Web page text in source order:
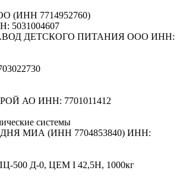
500 Д-0, ЦЕМ I 42,5Н, 1000кг